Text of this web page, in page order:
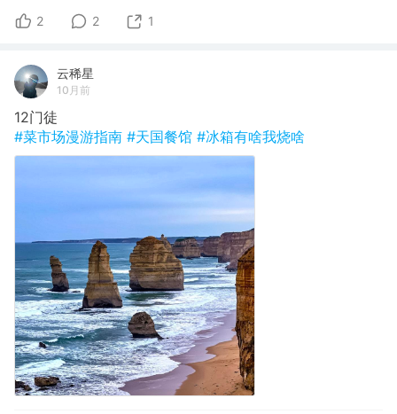
2 2 1
云稀星
10月前
12门徒
#菜市场漫游指南 #天国餐馆 #冰箱有啥我烧啥